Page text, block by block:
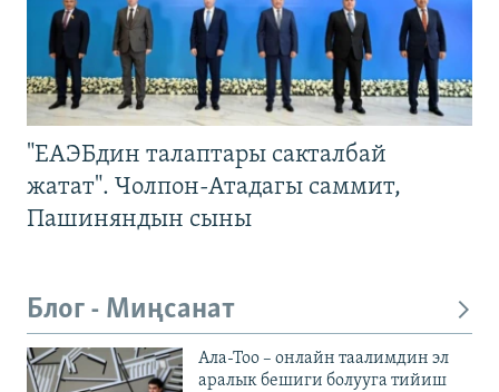
"ЕАЭБдин талаптары сакталбай
жатат". Чолпон-Атадагы саммит,
Пашиняндын сыны
Блог - Миңсанат
Ала-Тоо – онлайн таалимдин эл
аралык бешиги болууга тийиш